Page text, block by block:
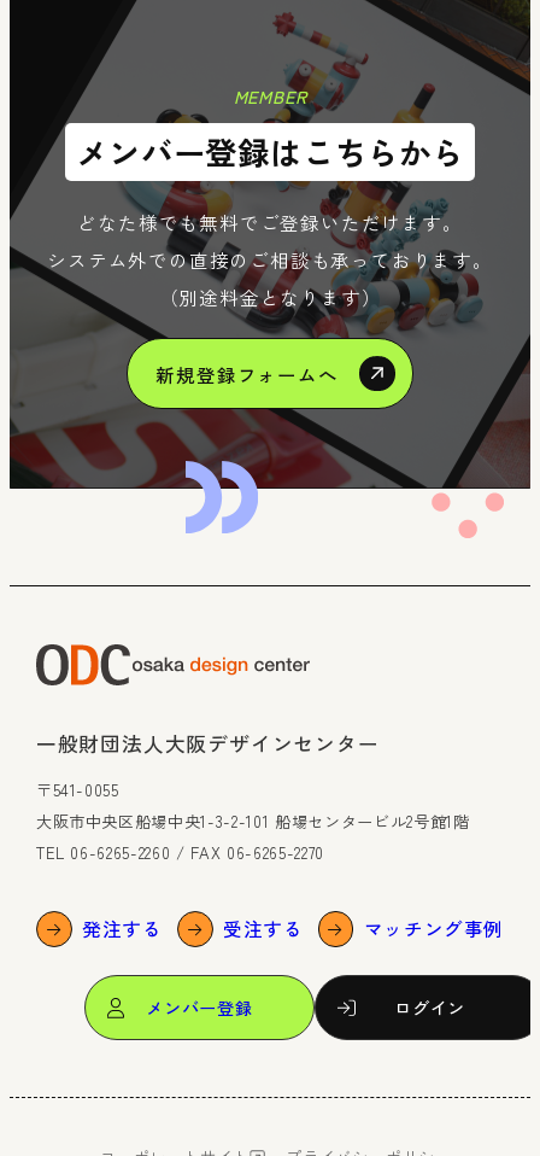
MEMBER
メンバー登録はこちらから
どなた様でも無料でご登録いただけます。
システム外での直接のご相談も承っております。
（別途料金となります）
新規登録フォームへ
一般財団法人大阪デザインセンター
〒541-0055
大阪市中央区船場中央1-3-2-101 船場センタービル2号館1階
TEL 06-6265-2260 / FAX 06-6265-2270
発注する 受注する マッチング事例
メンバー登録 ログイン